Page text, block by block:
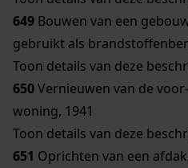
649 Bouwen van een
gebruikt als
Toon details van deze
650Vernieuwen van de
woning, 1941
Toon details van deze
651 Oprichten van een